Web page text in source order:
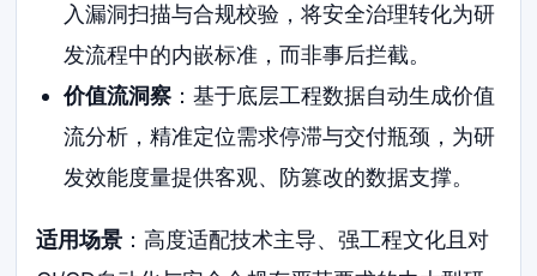
入漏洞扫描与合规校验，将安全治理转化为研
发流程中的内嵌标准，而非事后拦截。
价值流洞察：基于底层工程数据自动生成价值
流分析，精准定位需求停滞与交付瓶颈，为研
发效能度量提供客观、防篡改的数据支撑。
适用场景 ：高度适配技术主导、强工程文化且对